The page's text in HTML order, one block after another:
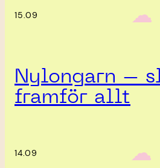
15.09 ‎ ‎‎ ☁︎‎‎
Nylongarn –
framför allt
14.09 ‎ ‎‎ ☁︎‎‎